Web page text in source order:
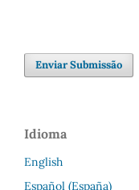
Enviar Submissão
Idioma
English
Español (España)